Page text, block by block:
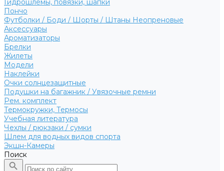
Гидрошлемы, повязки, шапки
Пончо
Футболки / Боди / Шорты / Штаны Неопреновые
Аксессуары
Ароматизаторы
Брелки
Жилеты
Модели
Наклейки
Очки солнцезащитные
Подушки на багажник / Увязочные ремни
Рем. комплект
Термокружки, Термосы
Учебная литература
Чехлы / рюкзаки / сумки
Шлем для водных видов спорта
Экшн-Камеры
Поиск